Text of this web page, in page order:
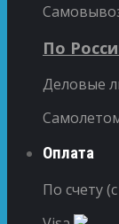
По
Деловые
Оплата
По счету